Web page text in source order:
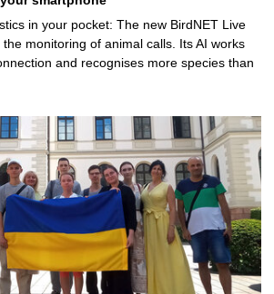
in your pocket: The new BirdNET Live
monitoring of animal calls. Its AI works
and recognises more species than